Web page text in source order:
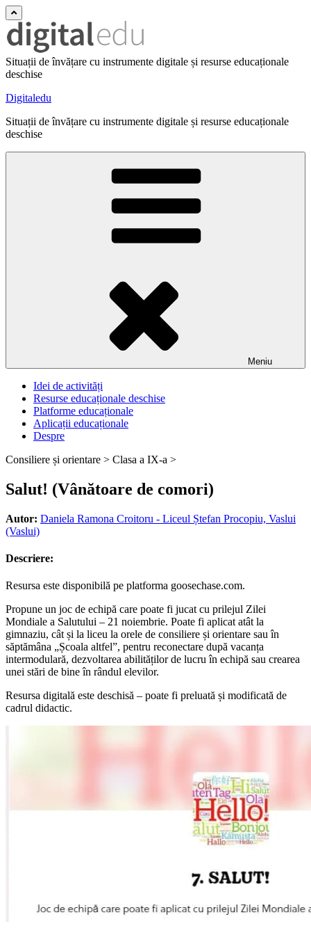
Situații de învățare cu instrumente digitale și resurse educaționale
deschise
Digitaledu
Situații de învățare cu instrumente digitale și resurse educaționale
deschise
Meniu
Idei de activități
Resurse educaționale deschise
Platforme educaționale
Aplicații educaționale
Despre
Consiliere și orientare > Clasa a IX-a >
Salut! (Vânătoare de comori)
Autor: Daniela Ramona Croitoru - Liceul Ștefan Procopiu, Vaslui
(Vaslui)
Descriere:
Resursa este disponibilă pe platforma goosechase.com.
Propune un joc de echipă care poate fi jucat cu prilejul Zilei
Mondiale a Salutului – 21 noiembrie. Poate fi aplicat atât la
gimnaziu, cât și la liceu la orele de consiliere și orientare sau în
săptămâna „Școala altfel”, pentru reconectare după vacanța
intermodulară, dezvoltarea abilităților de lucru în echipă sau crearea
unei stări de bine în rândul elevilor.
Resursa digitală este deschisă – poate fi preluată și modificată de
cadrul didactic.